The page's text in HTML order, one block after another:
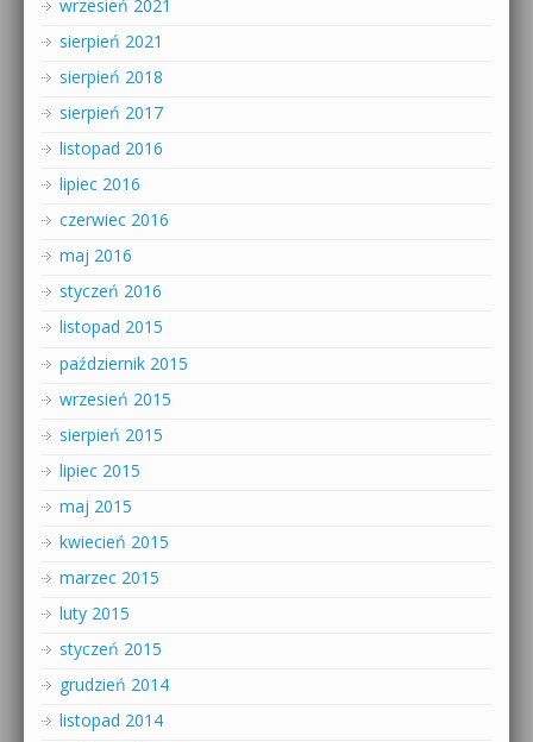
wrzesień 2021
sierpień 2021
sierpień 2018
sierpień 2017
listopad 2016
lipiec 2016
czerwiec 2016
maj 2016
styczeń 2016
listopad 2015
październik 2015
wrzesień 2015
sierpień 2015
lipiec 2015
maj 2015
kwiecień 2015
marzec 2015
luty 2015
styczeń 2015
grudzień 2014
listopad 2014